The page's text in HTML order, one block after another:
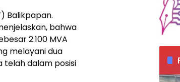
Balikpapan.
bahwa
2.100 MVA
melayani dua
telah dalam posisi